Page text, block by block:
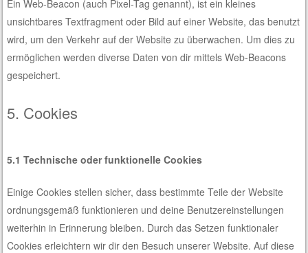
Ein Web-Beacon (auch Pixel-Tag genannt), ist ein kleines
unsichtbares Textfragment oder Bild auf einer Website, das benutzt
wird, um den Verkehr auf der Website zu überwachen. Um dies zu
ermöglichen werden diverse Daten von dir mittels Web-Beacons
gespeichert.
5. Cookies
5.1 Technische oder funktionelle Cookies
Einige Cookies stellen sicher, dass bestimmte Teile der Website
ordnungsgemäß funktionieren und deine Benutzereinstellungen
weiterhin in Erinnerung bleiben. Durch das Setzen funktionaler
Cookies erleichtern wir dir den Besuch unserer Website. Auf diese